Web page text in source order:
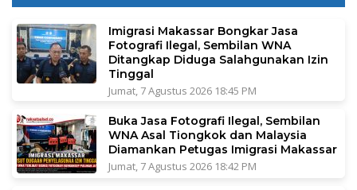
Imigrasi Makassar Bongkar Jasa
Fotografi Ilegal, Sembilan WNA
Ditangkap Diduga Salahgunakan Izin
Tinggal
Jumat, 7 Agustus 2026 18:45 PM
Buka Jasa Fotografi Ilegal, Sembilan
WNA Asal Tiongkok dan Malaysia
Diamankan Petugas Imigrasi Makassar
Jumat, 7 Agustus 2026 18:42 PM